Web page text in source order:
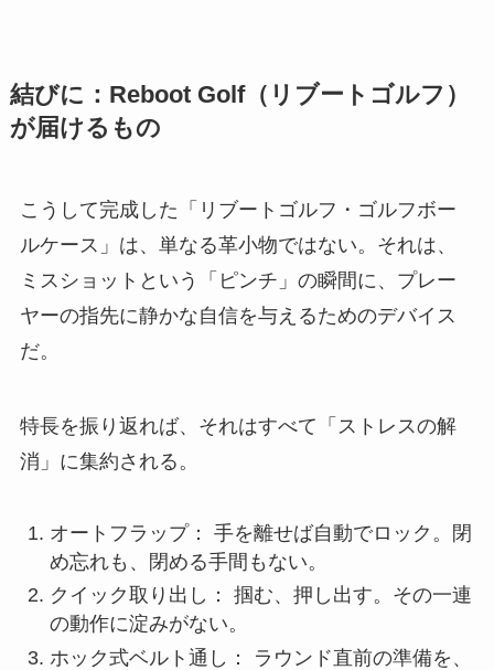
結びに：Reboot Golf（リブートゴルフ）
が届けるもの
こうして完成した「リブートゴルフ・ゴルフボー
ルケース」は、単なる革小物ではない。それは、
ミスショットという「ピンチ」の瞬間に、プレー
ヤーの指先に静かな自信を与えるためのデバイス
だ。
特長を振り返れば、それはすべて「ストレスの解
消」に集約される。
オートフラップ： 手を離せば自動でロック。閉
め忘れも、閉める手間もない。
クイック取り出し： 掴む、押し出す。その一連
の動作に淀みがない。
ホック式ベルト通し： ラウンド直前の準備を、